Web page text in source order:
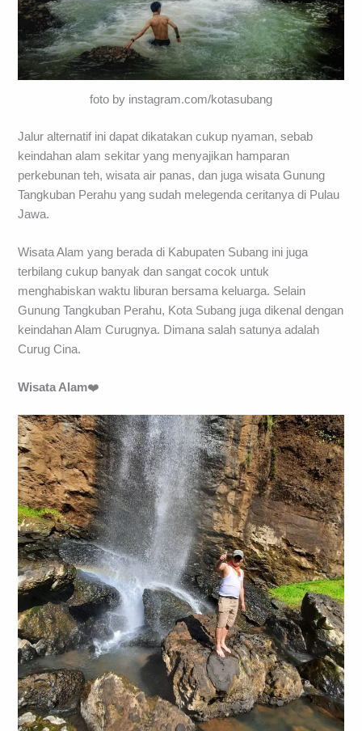
foto by instagram.com/kotasubang
Jalur alternatif ini dapat dikatakan cukup nyaman, sebab
keindahan alam sekitar yang menyajikan hamparan
perkebunan teh, wisata air panas, dan juga wisata Gunung
Tangkuban Perahu yang sudah melegenda ceritanya di Pulau
Jawa.
Wisata Alam yang berada di Kabupaten Subang ini juga
terbilang cukup banyak dan sangat cocok untuk
menghabiskan waktu liburan bersama keluarga. Selain
Gunung Tangkuban Perahu, Kota Subang juga dikenal dengan
keindahan Alam Curugnya. Dimana salah satunya adalah
Curug Cina.
Wisata Alam❤️